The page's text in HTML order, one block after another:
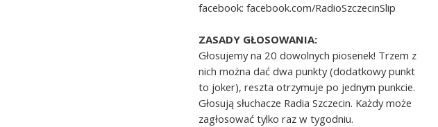
facebook: facebook.com/RadioSzczecinSlip
ZASADY GŁOSOWANIA:
Głosujemy na 20 dowolnych piosenek! Trzem z
nich można dać dwa punkty (dodatkowy punkt
to joker), reszta otrzymuje po jednym punkcie.
Głosują słuchacze Radia Szczecin. Każdy może
zagłosować tylko raz w tygodniu.